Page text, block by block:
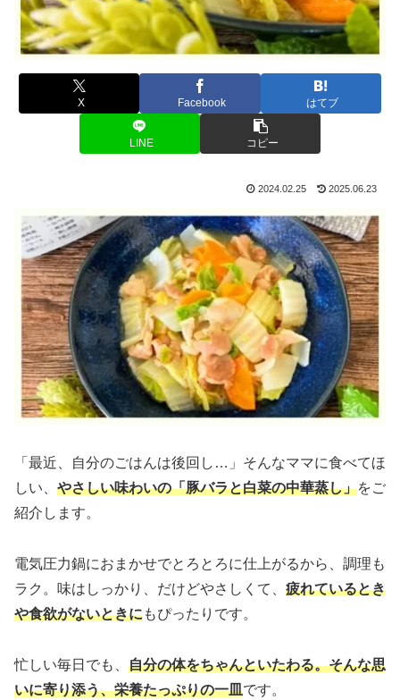
X Facebook はてブ
LINE コピー
2024.02.25 2025.06.23
「最近、自分のごはんは後回し…」そんなママに食べてほ
しい、 やさしい味わいの「豚バラと白菜の中華蒸し」をご
紹介します。
電気圧力鍋におまかせでとろとろに仕上がるから、調理も
ラク。味はしっかり、だけどやさしくて、 疲れているとき
や食欲がないときにもぴったりです。
忙しい毎日でも、 自分の体をちゃんといたわる。そんな思
いに寄り添う、栄養たっぷりの一皿です。